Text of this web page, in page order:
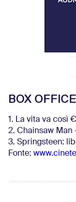
BOX
1. La vita va così
2. Chainsaw Man
3. Springsteen:
Fonte: